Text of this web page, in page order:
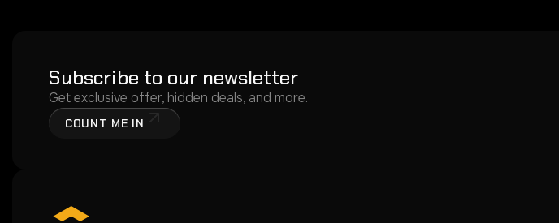
Subscribe to our newsletter
Get exclusive offer, hidden deals, and more.
COUNT ME IN